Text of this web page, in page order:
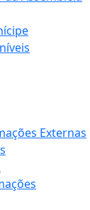
Externas